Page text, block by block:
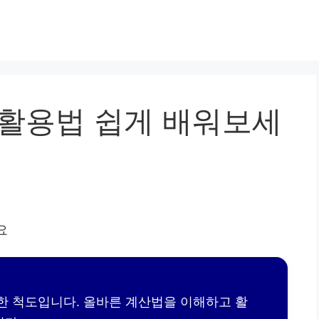
용법 쉽게 배워보세
척도입니다. 올바른 계산법을 이해하고 활